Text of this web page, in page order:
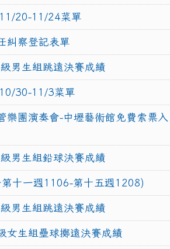
20-11/24菜單
糾察登記表單
男生組跳遠決賽成績
30-11/3菜單
樂團演奏會-中壢藝術館免費索票入
男生組鉛球決賽成績
十一週1106-第十五週1208)
男生組跳遠決賽成績
女生組壘球擲遠決賽成績